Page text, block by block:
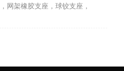
网架橡胶支座，球铰支座，